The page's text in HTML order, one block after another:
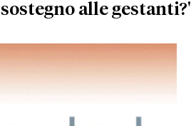
alle gestanti?'